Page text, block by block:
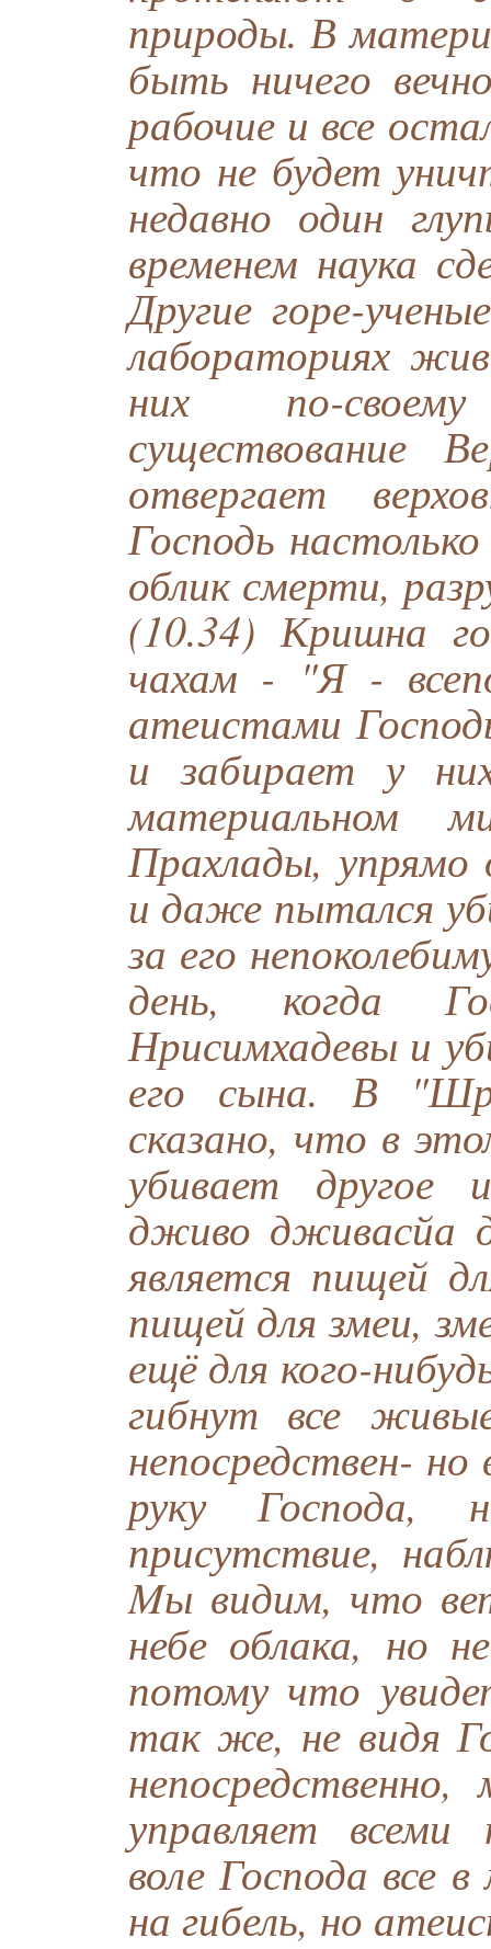
природы. В
быть ничего
рабочие и все
что не будет
недавно один
временем наука
Другие горе-
лабораториях
них по-
существование
отвергает
Господь
облик смерти,
(10.34) Кришна
чахам - "Я -
атеистами
и забирает у
материальном
Прахлады, упрямо
и даже пытался
за его
день, когда
Нрисимхадевы и
его сына. В
сказано, что в
убивает другое
дживо дживасйа
является пищей
пищей для змеи,
ещё для кого-
гибнут все
непосредствен-
руку
присутствие,
Mы видим, что
небе облака, но
потому что
так же, не видя
управляет всеми
воле Господа все
на гибель, но